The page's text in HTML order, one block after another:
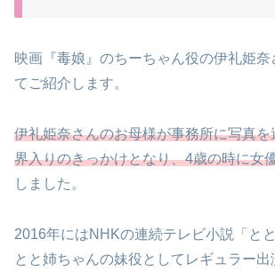
映画『毒娘』のちーちゃん役の伊礼姫
てご紹介します。
伊礼姫奈さんのお母様が事務所に写真
界入りのきっかけとなり、4歳の時に女
しました。
2016年にはNHKの連続テレビ小説「と
とと姉ちゃんの妹役としてレギュラー出